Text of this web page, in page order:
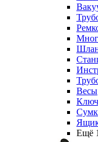
Весы
Ещё